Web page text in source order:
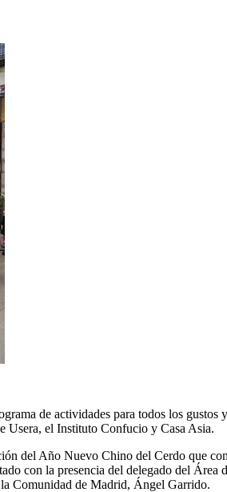
de actividades para todos los gustos
Usera, el Instituto Confucio y Casa Asia.
del Año Nuevo Chino del Cerdo que
con la presencia del delegado del
Comunidad de Madrid, Ángel Garrido.